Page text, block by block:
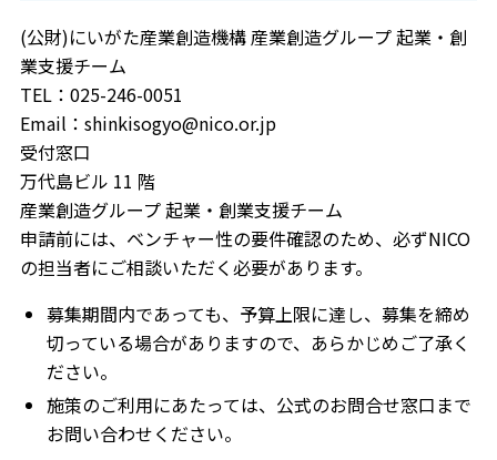
(公財)にいがた産業創造機構 産業創造グループ 起業・創
業支援チーム
TEL：025-246-0051
Email：shinkisogyo@nico.or.jp
受付窓口
万代島ビル 11 階
産業創造グループ 起業・創業支援チーム
申請前には、ベンチャー性の要件確認のため、必ずNICO
の担当者にご相談いただく必要があります。
募集期間内であっても、予算上限に達し、募集を締め
切っている場合がありますので、あらかじめご了承く
ださい。
施策のご利用にあたっては、公式のお問合せ窓口まで
お問い合わせください。